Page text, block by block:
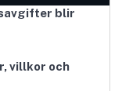
blir
villkor och